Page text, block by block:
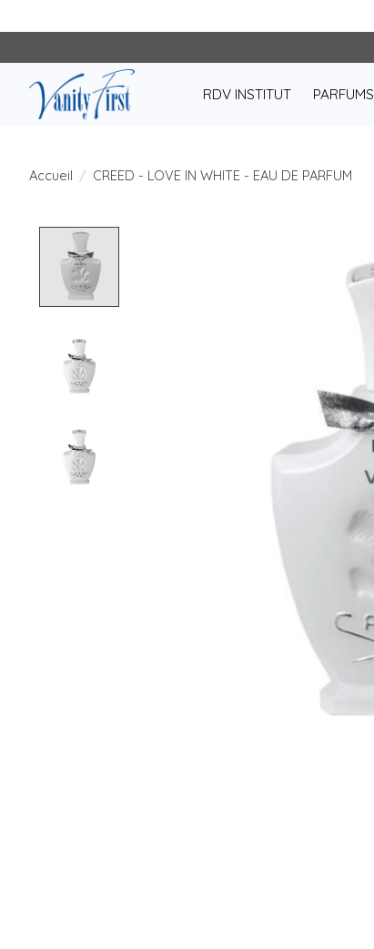
RDV INSTITUT PARFUMS
Accueil / CREED - LOVE IN WHITE - EAU DE PARFUM